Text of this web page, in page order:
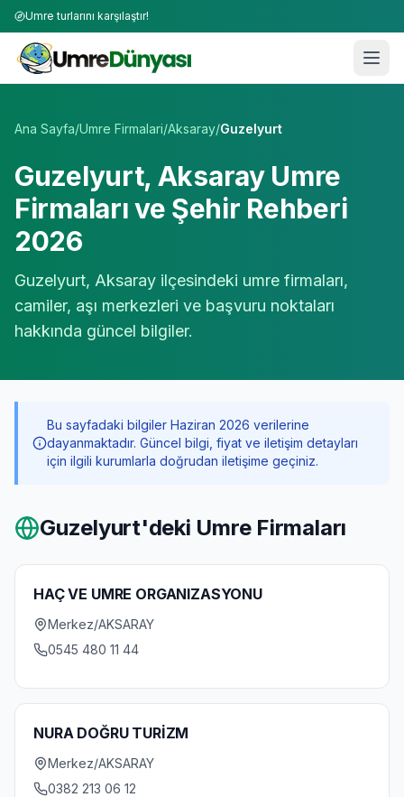
Umre turlarını karşılaştır!
Ana Sayfa/Umre Firmalari/Aksaray/Guzelyurt
Guzelyurt, AksarayUmre
Firmaları ve Şehir Rehberi
2026
Guzelyurt, Aksaray ilçesindeki umre firmaları,
camiler, aşı merkezleri ve başvuru noktaları
hakkında güncel bilgiler.
Bu sayfadaki bilgiler Haziran 2026 verilerine
dayanmaktadır. Güncel bilgi, fiyat ve iletişim detayları
için ilgili kurumlarla doğrudan iletişime geçiniz.
Guzelyurt'deki Umre Firmaları
HAÇ VE UMRE ORGANIZASYONU
Merkez/AKSARAY
0545 480 11 44
NURA DOĞRU TURİZM
Merkez/AKSARAY
0382 213 06 12